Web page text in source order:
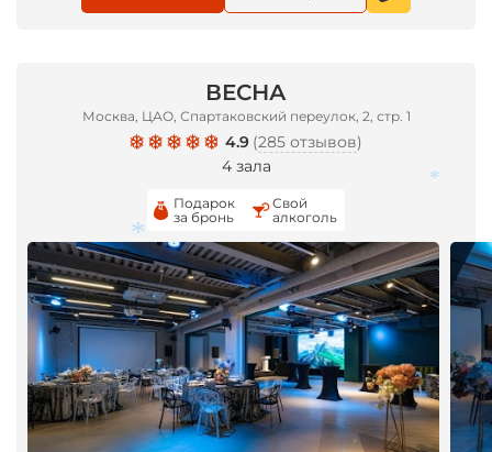
ВЕСНА
Москва, ЦАО, Спартаковский переулок, 2, стр. 1
4.9 (285 отзывов)
4 зала
Подарок
за бронь
Свой
алкоголь
*